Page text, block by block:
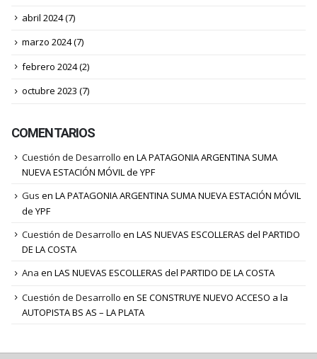
abril 2024(7)
marzo 2024(7)
febrero 2024(2)
octubre 2023 (7)
COMENTARIOS
Cuestión de Desarrollo en LA PATAGONIA ARGENTINA SUMA
NUEVA ESTACIÓN MÓVIL de YPF
Gus en LA PATAGONIA ARGENTINA SUMA NUEVA ESTACIÓN MÓVIL
de YPF
Cuestión de Desarrollo en LAS NUEVAS ESCOLLERAS del PARTIDO
DE LA COSTA
Ana en LAS NUEVAS ESCOLLERAS del PARTIDO DE LA COSTA
Cuestión de Desarrollo en SE CONSTRUYE NUEVO ACCESO a la
AUTOPISTA BS AS – LA PLATA